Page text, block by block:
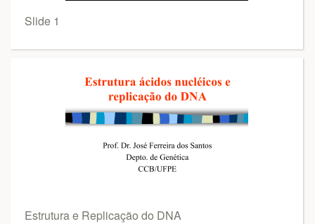
Slide 1
Estrutura e Replicação do DNA